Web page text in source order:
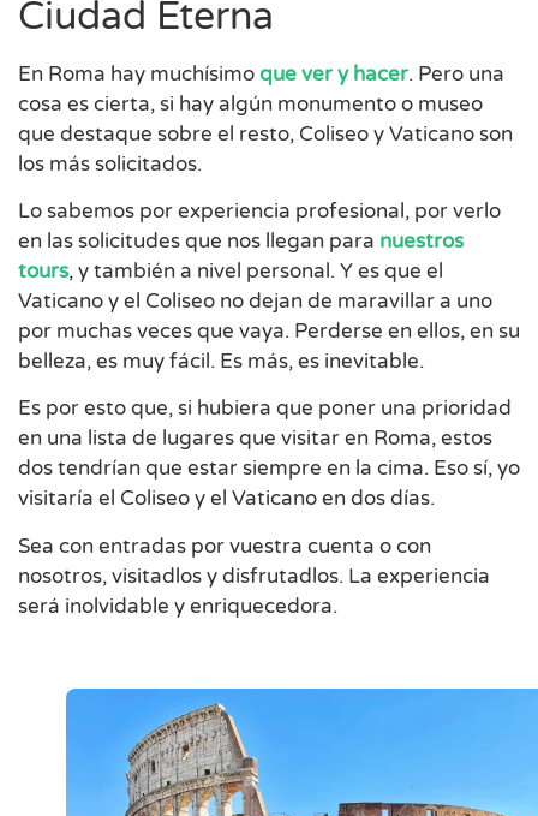
Ciudad Eterna
En Roma hay muchísimoque ver y hacer. Pero una
cosa es cierta, si hay algún monumento o museo
que destaque sobre el resto, Coliseo y Vaticano son
los más solicitados.
Lo sabemos por experiencia profesional, por verlo
en las solicitudes que nos llegan para nuestros
tours, y también a nivel personal. Y es que el
Vaticano y el Coliseo no dejan de maravillar a uno
por muchas veces que vaya. Perderse en ellos, en su
belleza, es muy fácil. Es más, es inevitable.
Es por esto que, si hubiera que poner una prioridad
en una lista de lugares que visitar en Roma, estos
dos tendrían que estar siempre en la cima. Eso sí, yo
visitaría el Coliseo y el Vaticano en dos días.
Sea con entradas por vuestra cuenta o con
nosotros, visitadlos y disfrutadlos. La experiencia
será inolvidable y enriquecedora.